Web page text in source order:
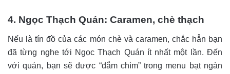
4. Ngọc Thạch Quán: Caramen, chè thạch
Nếu là tín đồ của các món chè và caramen, chắc hẳn bạn
đã từng nghe tới Ngọc Thạch Quán ít nhất một lần. Đến
với quán, bạn sẽ được “đắm chìm” trong menu bạt ngàn